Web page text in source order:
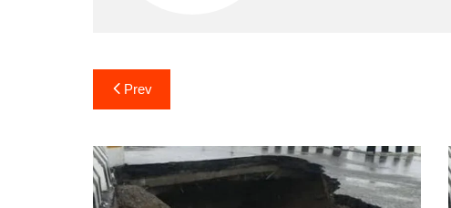
Post
navigation
Prev